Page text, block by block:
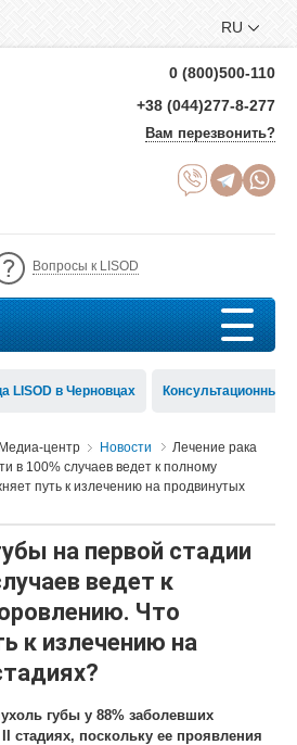
RU
0 (800)500-110
+38 (044)277-8-277
Вам перезвонить?
Вопросы к LISOD
LISOD в Черновцах Консультационный
Медиа-центр Новости
Лечение рака
в 100% случаев ведет к полному
путь к излечению на продвинутых
на первой стадии
ведет к
Что
к излечению на
губы у 88% заболевших
стадиях, поскольку ее проявления